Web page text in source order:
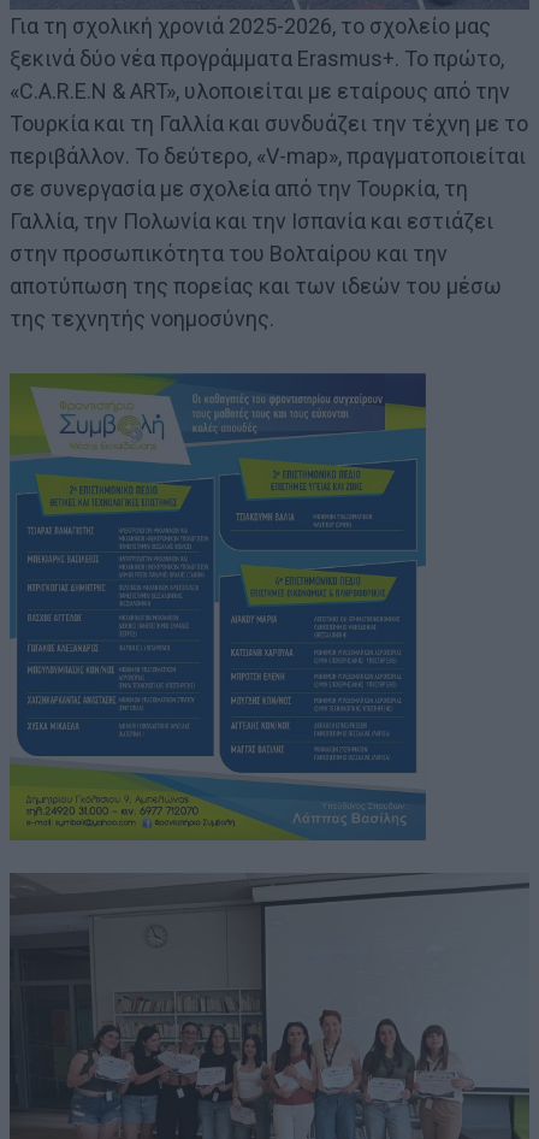
Για τη σχολική χρονιά 2025-2026, το σχολείο μας
ξεκινά δύο νέα προγράμματα Erasmus+. Το πρώτο,
«C.A.R.E.N & ART», υλοποιείται με εταίρους από την
Τουρκία και τη Γαλλία και συνδυάζει την τέχνη με το
περιβάλλον. Το δεύτερο, «V-map», πραγματοποιείται
σε συνεργασία με σχολεία από την Τουρκία, τη
Γαλλία, την Πολωνία και την Ισπανία και εστιάζει
στην προσωπικότητα του Βολταίρου και την
αποτύπωση της πορείας και των ιδεών του μέσω
της τεχνητής νοημοσύνης.